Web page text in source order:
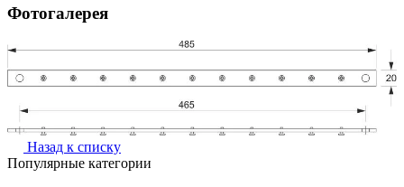
Фотогалерея
Назад к списку
Популярные категории